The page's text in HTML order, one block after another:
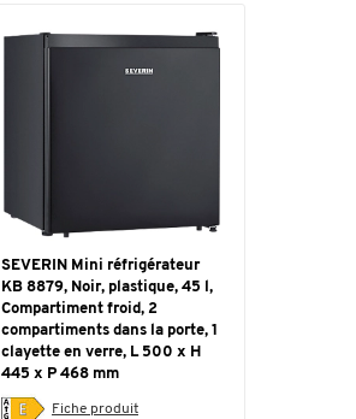
SEVERIN Mini réfrigérateur
KB 8879, Noir, plastique, 45 l,
Compartiment froid, 2
compartiments dans la porte, 1
clayette en verre, L 500 x H
445 x P 468 mm
Fiche produit